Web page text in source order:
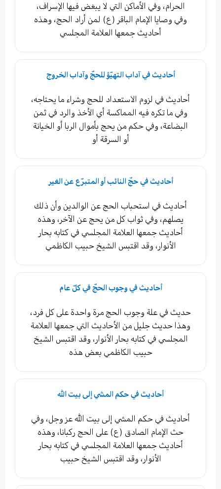
الحرام، وفي الأماكن التي لا يبغض فيها الإسراف،
وفي وصايا الإمام الباقر (ع) لمن أراد الحج، وهذه
أحاديث جمعها العلامة المجلسي
أحاديث في آداب التهيّؤ للحجّ وآداب الخروج
أحاديث في لزوم الاستعداد للحج وشراء ما يحتاجه،
وفي ما تكره فيه المماكسة أي الأخذ والرد في ثمن
البضاعة، وفي حكم من يحج بأموال الربا أو الخيانة
أو السرقة أو
أحاديث في حجّ النائب أو المتبرّع عن الغير
أحاديث في استحباب الحج عن الوالدين وأن ذلك
يصلهم، وفي ثواب كل من يحج عن الآخر، وهذه
أحاديث جمعها العلامة المجلسي في كتابه بحار
الأنوار، وقد اقتبس الشيخ حبيب الكاظمي
أحاديث في وجوب الحجّ في كلّ عام
حديث في علة وجوب الحج مرة واحدة على كل فرد،
وهذا حديث جليل من الأحاديث التي جمعها العلامة
المجلسي في كتابه بحار الأنوار، وقد اقتبس الشيخ
حبيب الكاظمي بعض هذه
أحاديث في حكم المشي إلى بيت الله
أحاديث في حكم المشي إلى بيت الله عز وجل، وفي
حث الإمام الصادق (ع) على الحج ركبانا، وهذه
أحاديث جمعها العلامة المجلسي في كتابه بحار
الأنوار، وقد اقتبس الشيخ حبيب